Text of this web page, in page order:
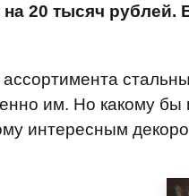
на 20 тысяч
им. Но какому бы
интересным